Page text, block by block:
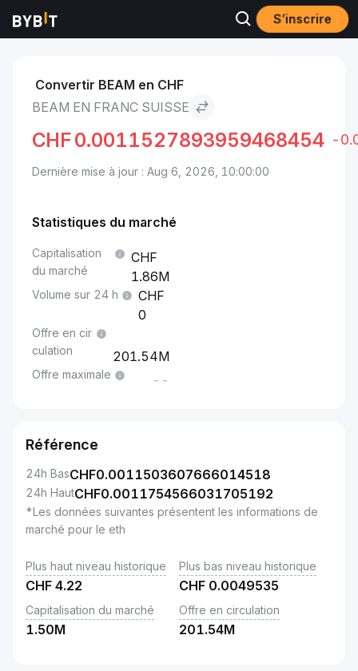
S’inscrire
Marchés BEAM to Franc suisse
Convertir BEAM en CHF
BEAM EN FRANC SUISSE
CHF0.0011527893959468454 -
Dernière mise à jour : Aug 6, 2026, 10:00:00
Statistiques du marché
Capitalisation
du marché
1.86M
Volume sur 24 h
0
Offre en cir
culation
201.54M
Offre maximale --
Référence
24h BasCHF0.0011503607666014518
24h HautCHF0.0011754566031705192
*Les données suivantes présentent les informations de
marché pour le eth
Plus haut niveau historique
CHF 4.22
Plus bas niveau historique
CHF 0.0049535
Capitalisation du marché
1.50M
Offre en circulation
201.54M